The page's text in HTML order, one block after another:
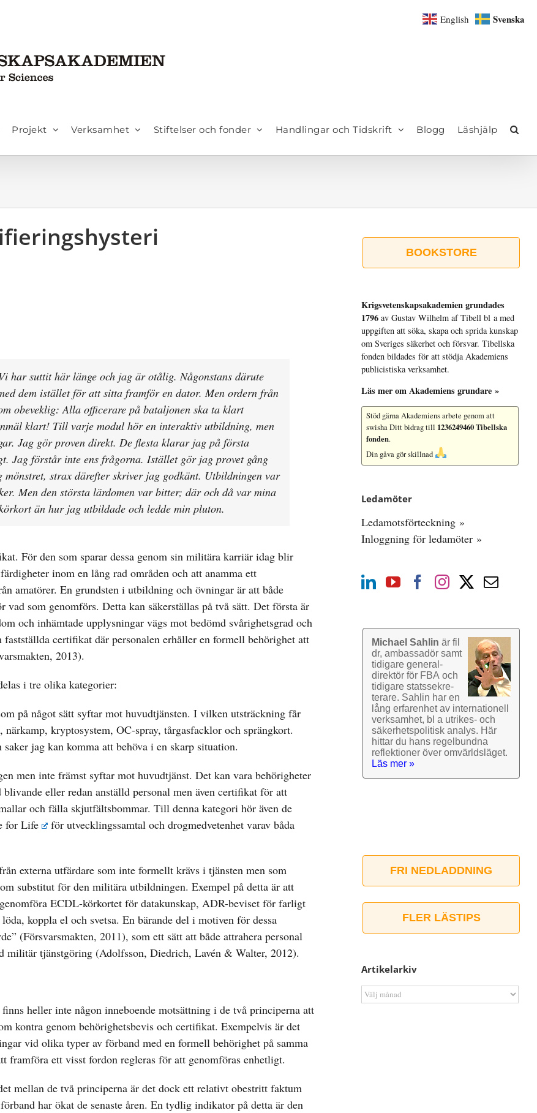
Projekt Verksamhet Stiftelser och fonder Handlingar och Tidskrift Blogg Läshjälp
har suttit här länge och jag är otålig. Någonstans därute
dem istället för att sitta framför en dator. Men ordern från
obeveklig: Alla officerare på bataljonen ska ta klart
klart! Till varje modul hör en interaktiv utbildning, men
Jag gör proven direkt. De flesta klarar jag på första
Jag förstår inte ens frågorna. Istället gör jag provet gång
strax därefter skriver jag godkänt. Utbildningen var
Men den största lärdomen var bitter; där och då var mina
än hur jag utbildade och ledde min pluton.
För den som sparar dessa genom sin militära karriär idag blir
inom en lång rad områden och att anamma ett
amatörer. En grundsten i utbildning och övningar är att både
som genomförs. Detta kan säkerställas på två sätt. Det första är
och inhämtade upplysningar vägs mot bedömd svårighetsgrad och
certifikat där personalen erhåller en formell behörighet att
2013).
i tre olika kategorier:
på något sätt syftar mot huvudtjänsten. I vilken utsträckning får
kryptosystem, OC-spray, tårgasfacklor och sprängkort.
jag kan komma att behöva i en skarp situation.
men inte främst syftar mot huvudtjänst. Det kan vara behörigheter
eller redan anställd personal men även certifikat för att
och fälla skjutfältsbommar. Till denna kategori hör även de
for Life
för utvecklingssamtal och drogmedvetenhet varav båda
externa utfärdare som inte formellt krävs i tjänsten men som
substitut för den militära utbildningen. Exempel på detta är att
ECDL-körkortet för datakunskap, ADR-beviset för farligt
koppla el och svetsa. En bärande del i motiven för dessa
(Försvarsmakten, 2011), som ett sätt att både attrahera personal
militär tjänstgöring (Adolfsson, Diedrich, Lavén & Walter, 2012).
heller inte någon inneboende motsättning i de två principerna att
kontra genom behörighetsbevis och certifikat. Exempelvis är det
vid olika typer av förband med en formell behörighet på samma
framföra ett visst fordon regleras för att genomföras enhetligt.
mellan de två principerna är det dock ett relativt obestritt faktum
har ökat de senaste åren. En tydlig indikator på detta är den
BOOKSTORE
Krigsvetenskap­sakademien grundades
1796 av Gustav Wilhelm af Tibell bl a med
uppgiften att söka, skapa och sprida kunskap
om Sveriges säkerhet och försvar. Tibellska
fonden bildades för att stödja Akademiens
publicistiska verksamhet.
Läs mer om Akademiens grundare »
Stöd gärna Akademiens arbete genom att
swisha Ditt bidrag till 1236249460 Tibellska
fonden.
Din gåva gör skillnad
Ledamöter
Ledamotsförteckning »
Inloggning för ledamöter »
Michael Sahlin är fil
dr, ambassadör samt
tidigare general­
direktör för FBA och
tidigare stats­sekre­
terare. Sahlin har en
lång erfarenhet av inter­nationell
verk­samhet, bl a utrikes- och
säkerhets­politisk analys. Här
hittar du hans regel­bundna
reflek­tioner över omvärlds­läget.
Läs mer »
FRI NEDLADDNING
FLER LÄSTIPS
Artikelarkiv
Artikelarkiv
English Svenska